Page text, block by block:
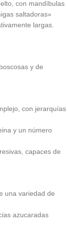
con mandíbulas
saltadoras»
largas.
y de
con jerarquías
y un número
capaces de
una variedad de
azucaradas